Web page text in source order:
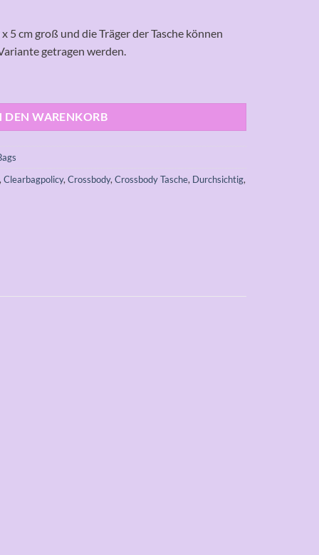
5 cm groß und die Träger der Tasche können
getragen werden.
DEN WARENKORB
, Clearbagpolicy, Crossbody, Crossbody Tasche, Durchsichtig,